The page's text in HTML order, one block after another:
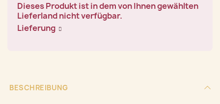
Dieses Produkt ist in dem von Ihnen gewählten
Lieferland nicht verfügbar.
Lieferung
BESCHREIBUNG